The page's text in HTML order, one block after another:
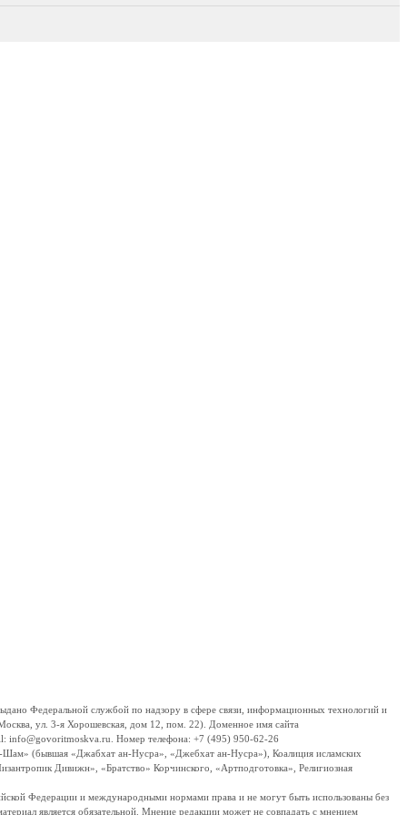
Федеральной службой по надзору в сфере связи, информационных технологий и
ул. 3-я Хорошевская, дом 12, пом. 22). Доменное имя сайта
info@govoritmoskva.ru. Номер телефона: +7 (495) 950-62-26
Шам» (бывшая «Джабхат ан-Нусра», «Джебхат ан-Нусра»), Коалиция исламских
Дивижн», «Братство» Корчинского, «Артподготовка», Религиозная
Федерации и международными нормами права и не могут быть использованы без
является обязательной. Мнение редакции может не совпадать с мнением